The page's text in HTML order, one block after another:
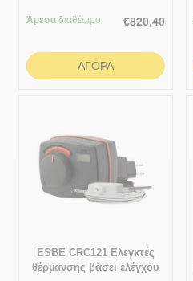
Άμεσα διαθέσιμο €820,40
ΑΓΟΡΆ
ESBE CRC121 Ελεγκτές
θέρµανσης βάσει ελέγχου